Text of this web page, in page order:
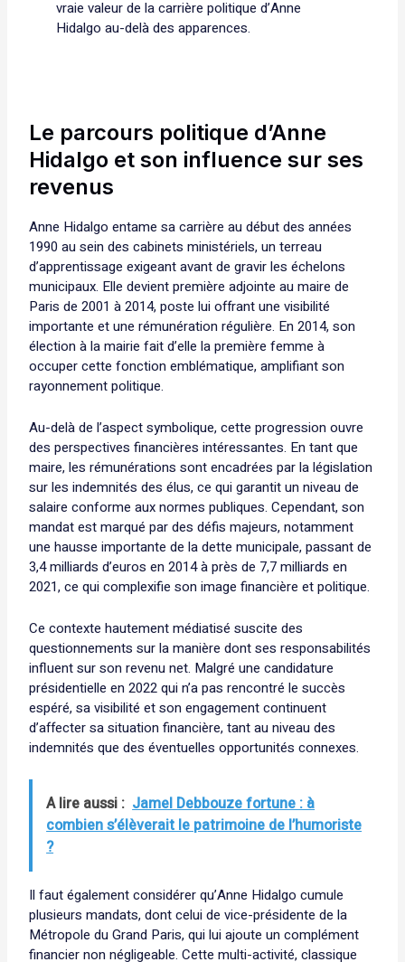
vraie valeur de la carrière politique d’Anne
Hidalgo au-delà des apparences.
Le parcours politique d’Anne
Hidalgo et son influence sur ses
revenus
Anne Hidalgo entame sa carrière au début des années
1990 au sein des cabinets ministériels, un terreau
d’apprentissage exigeant avant de gravir les échelons
municipaux. Elle devient première adjointe au maire de
Paris de 2001 à 2014, poste lui offrant une visibilité
importante et une rémunération régulière. En 2014, son
élection à la mairie fait d’elle la première femme à
occuper cette fonction emblématique, amplifiant son
rayonnement politique.
Au-delà de l’aspect symbolique, cette progression ouvre
des perspectives financières intéressantes. En tant que
maire, les rémunérations sont encadrées par la législation
sur les indemnités des élus, ce qui garantit un niveau de
salaire conforme aux normes publiques. Cependant, son
mandat est marqué par des défis majeurs, notamment
une hausse importante de la dette municipale, passant de
3,4 milliards d’euros en 2014 à près de 7,7 milliards en
2021, ce qui complexifie son image financière et politique.
Ce contexte hautement médiatisé suscite des
questionnements sur la manière dont ses responsabilités
influent sur son revenu net. Malgré une candidature
présidentielle en 2022 qui n’a pas rencontré le succès
espéré, sa visibilité et son engagement continuent
d’affecter sa situation financière, tant au niveau des
indemnités que des éventuelles opportunités connexes.
A lire aussi : Jamel Debbouze fortune : à
combien s’élèverait le patrimoine de l’humoriste
?
Il faut également considérer qu’Anne Hidalgo cumule
plusieurs mandats, dont celui de vice-présidente de la
Métropole du Grand Paris, qui lui ajoute un complément
financier non négligeable. Cette multi-activité, classique